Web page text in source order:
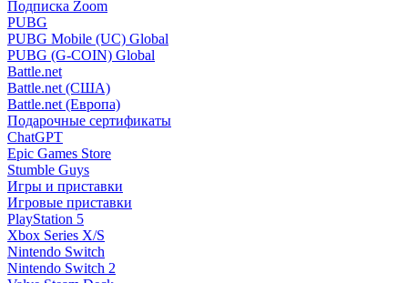
Подписка Zoom
PUBG
PUBG Mobile (UC) Global
PUBG (G-COIN) Global
Battle.net
Battle.net (США)
Battle.net (Европа)
Подарочные сертификаты
ChatGPT
Epic Games Store
Stumble Guys
Игры и приставки
Игровые приставки
PlayStation 5
Xbox Series X/S
Nintendo Switch
Nintendo Switch 2